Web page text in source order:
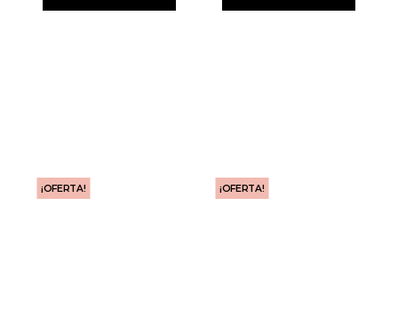
¡OFERTA! ¡OFERTA!